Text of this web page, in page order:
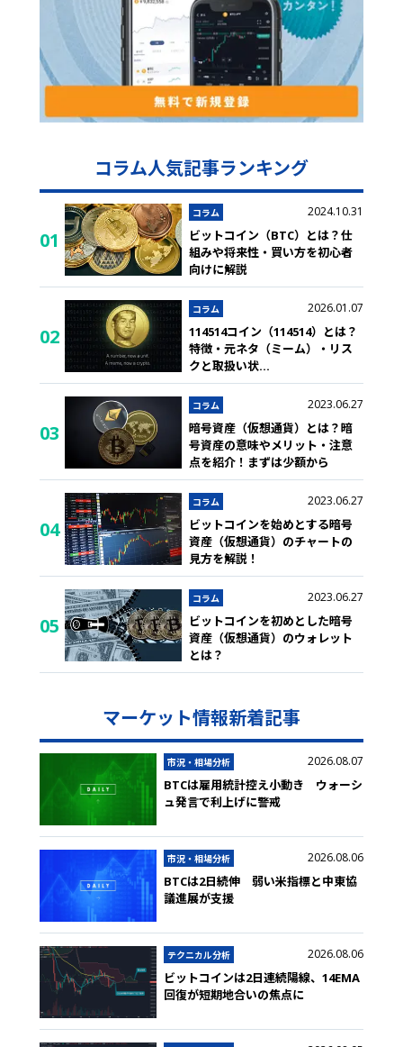
コラム人気記事ランキング
01
コラム 2024.10.31
ビットコイン（BTC）とは？仕
組みや将来性・買い方を初心者
向けに解説
02
コラム 2026.01.07
114514コイン（114514）とは？
特徴・元ネタ（ミーム）・リス
クと取扱い状...
03
コラム 2023.06.27
暗号資産（仮想通貨）とは？暗
号資産の意味やメリット・注意
点を紹介！まずは少額から
04
コラム 2023.06.27
ビットコインを始めとする暗号
資産（仮想通貨）のチャートの
見方を解説！
05
コラム 2023.06.27
ビットコインを初めとした暗号
資産（仮想通貨）のウォレット
とは？
マーケット情報新着記事
市況・相場分析 2026.08.07
BTCは雇用統計控え小動き ウォーシ
ュ発言で利上げに警戒
市況・相場分析 2026.08.06
BTCは2日続伸 弱い米指標と中東協
議進展が支援
テクニカル分析 2026.08.06
ビットコインは2日連続陽線、14EMA
回復が短期地合いの焦点に